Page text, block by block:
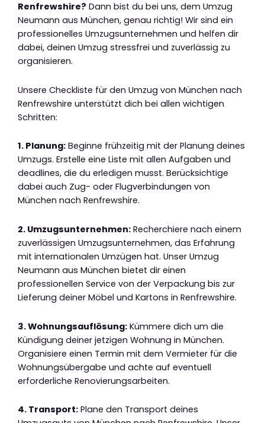
Renfrewshire? Dann bist du bei uns, dem Umzug
Neumann aus München, genau richtig! Wir sind ein
professionelles Umzugsunternehmen und helfen dir
dabei, deinen Umzug stressfrei und zuverlässig zu
organisieren.
Unsere Checkliste für den Umzug von München nach
Renfrewshire unterstützt dich bei allen wichtigen
Schritten:
1. Planung: Beginne frühzeitig mit der Planung deines
Umzugs. Erstelle eine Liste mit allen Aufgaben und
deadlines, die du erledigen musst. Berücksichtige
dabei auch Zug- oder Flugverbindungen von
München nach Renfrewshire.
2. Umzugsunternehmen: Recherchiere nach einem
zuverlässigen Umzugsunternehmen, das Erfahrung
mit internationalen Umzügen hat. Unser Umzug
Neumann aus München bietet dir einen
professionellen Service von der Verpackung bis zur
Lieferung deiner Möbel und Kartons in Renfrewshire.
3. Wohnungsauflösung: Kümmere dich um die
Kündigung deiner jetzigen Wohnung in München.
Organisiere einen Termin mit dem Vermieter für die
Wohnungsübergabe und achte auf eventuell
erforderliche Renovierungsarbeiten.
4. Transport: Plane den Transport deines